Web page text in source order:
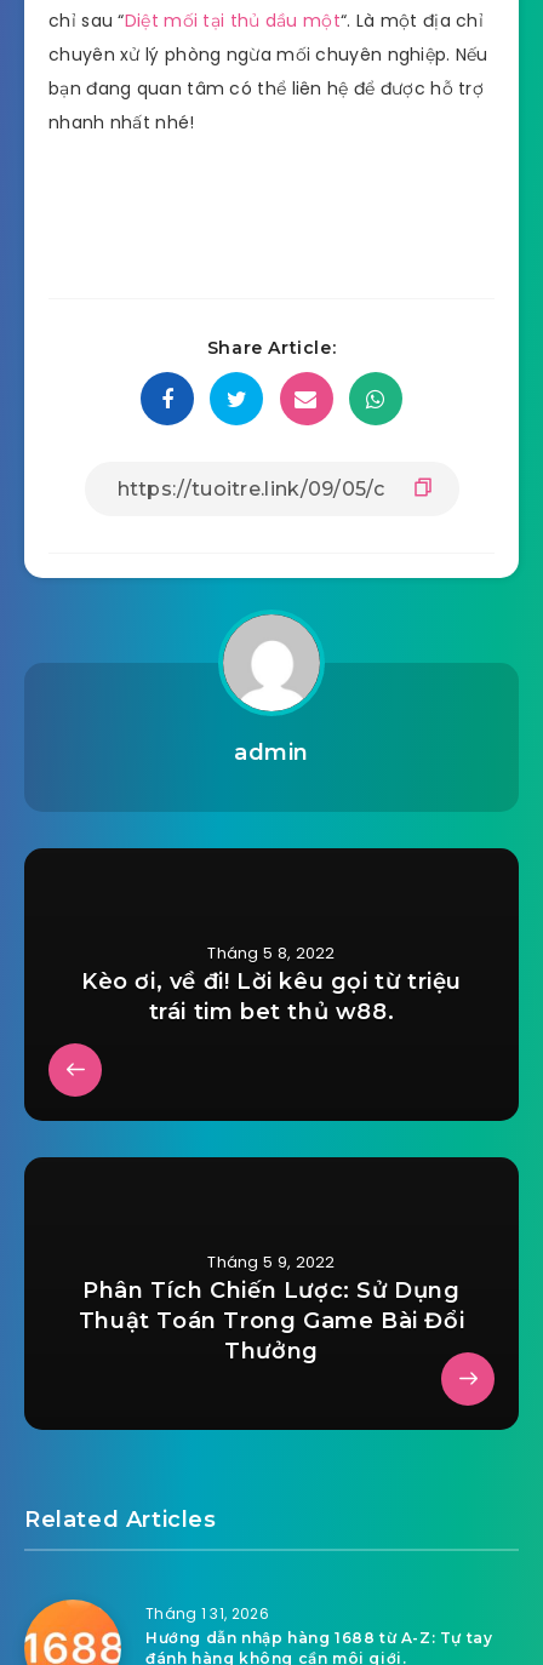
chỉ sau “Diệt mối tại thủ dầu một“. Là một địa chỉ
chuyên xử lý phòng ngừa mối chuyên nghiệp. Nếu
bạn đang quan tâm có thể liên hệ để được hỗ trợ
nhanh nhất nhé!
Share Article:
admin
Tháng 5 8, 2022
Kèo ơi, về đi! Lời kêu gọi từ triệu
trái tim bet thủ w88.
Tháng 5 9, 2022
Phân Tích Chiến Lược: Sử Dụng
Thuật Toán Trong Game Bài Đổi
Thưởng
Related Articles
Tháng 1 31, 2026
Hướng dẫn nhập hàng 1688 từ A-Z: Tự tay
đánh hàng không cần môi giới.